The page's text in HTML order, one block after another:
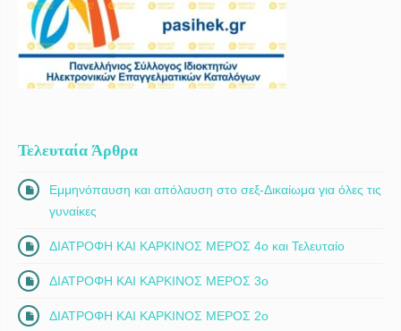
Τελευταία Άρθρα
Εμμηνόπαυση και απόλαυση στο σεξ-Δικαίωμα για όλες τις
γυναίκες
ΔΙΑΤΡΟΦΗ ΚΑΙ ΚΑΡΚΙΝΟΣ ΜΕΡΟΣ 4ο και Τελευταίο
ΔΙΑΤΡΟΦΗ ΚΑΙ ΚΑΡΚΙΝΟΣ ΜΕΡΟΣ 3ο
ΔΙΑΤΡΟΦΗ ΚΑΙ ΚΑΡΚΙΝΟΣ ΜΕΡΟΣ 2ο